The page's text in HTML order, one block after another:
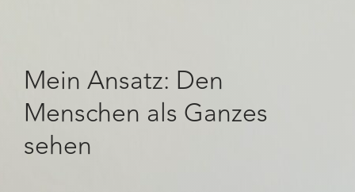
Mein Ansatz: Den
Menschen als Ganzes
sehen